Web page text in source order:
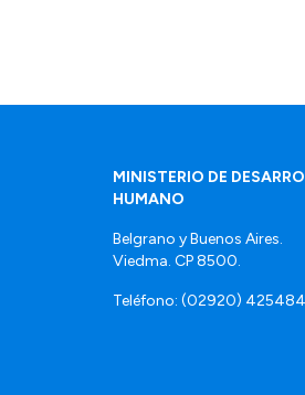
MINISTERIO DE
HUMANO
Belgrano y Buenos Aires.
Viedma. CP 8500.
Teléfono: (02920) 425484